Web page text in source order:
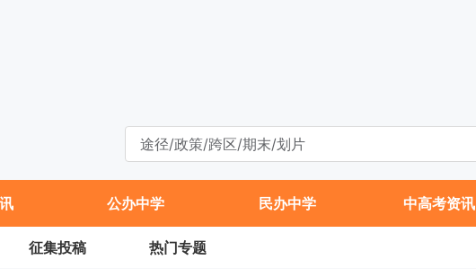
公办中学 民办中学 中高考资讯
征集投稿 热门专题